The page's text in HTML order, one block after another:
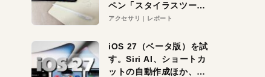
ペン「スタイラスツーウ
ェイ」レビュー。持ち替
アクセサリ レポート
iOS 27（ベータ版）を試
す。Siri AI、ショートカ
ットの自動作成ほか、期